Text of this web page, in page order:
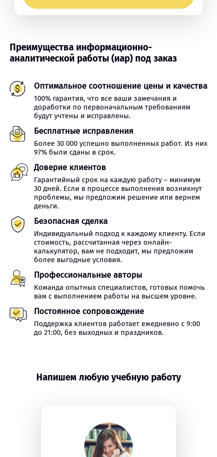
Преимущества информационно-
аналитической работы (иар) под заказ
Оптимальное соотношение цены и качества
100% гарантия, что все ваши замечания и
доработки по первоначальным требованиям
будут учтены и исправлены.
Бесплатные исправления
Более 30 000 успешно выполненных работ. Из них
97% были сданы в срок.
Доверие клиентов
Гарантийный срок на каждую работу – минимум
30 дней. Если в процессе выполнения возникнут
проблемы, мы предложим решение или вернем
деньги.
Безопасная сделка
Индивидуальный подход к каждому клиенту. Если
стоимость, рассчитанная через онлайн-
калькулятор, вам не подходит, мы предложим
более выгодные условия.
Профессиональные авторы
Команда опытных специалистов, готовых помочь
вам с выполнением работы на высшем уровне.
Постоянное сопровождение
Поддержка клиентов работает ежедневно с 9:00
до 21:00, без выходных и праздников.
Напишем любую учебную работу